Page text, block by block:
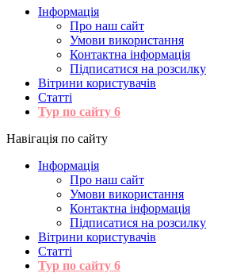
Інформація
Про наш сайт
Умови використання
Контактна інформація
Підписатися на розсилку
Вітрини користувачів
Статті
Тур по сайту 6
Навігація по сайту
Інформація
Про наш сайт
Умови використання
Контактна інформація
Підписатися на розсилку
Вітрини користувачів
Статті
Тур по сайту 6